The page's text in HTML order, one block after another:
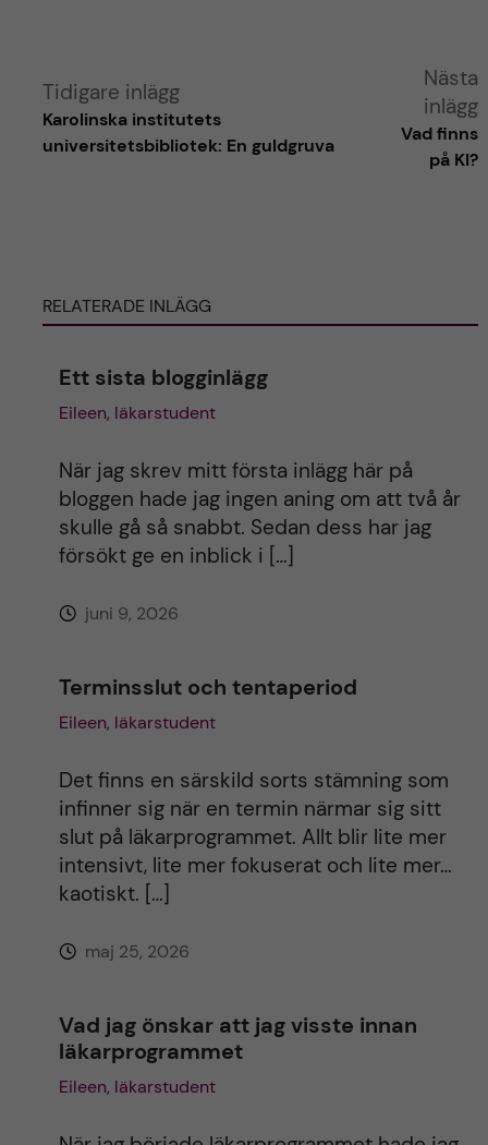
n
Tidigare inlägg
Karolinska institutets
universitetsbibliotek: En guldgruva
Nästa
inlägg
Vad finns
på KI?
RELATERADE INLÄGG
Ett sista blogginlägg
Eileen, läkarstudent
När jag skrev mitt första inlägg här på
bloggen hade jag ingen aning om att två år
skulle gå så snabbt. Sedan dess har jag
försökt ge en inblick i […]
juni 9, 2026
Terminsslut och tentaperiod
Eileen, läkarstudent
Det finns en särskild sorts stämning som
infinner sig när en termin närmar sig sitt
slut på läkarprogrammet. Allt blir lite mer
intensivt, lite mer fokuserat och lite mer…
kaotiskt. […]
maj 25, 2026
Vad jag önskar att jag visste innan
läkarprogrammet
Eileen, läkarstudent